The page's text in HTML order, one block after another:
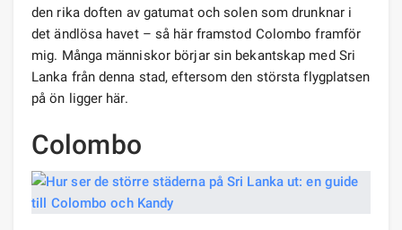
den rika doften av gatumat och solen som drunknar i
det ändlösa havet – så här framstod Colombo framför
mig. Många människor börjar sin bekantskap med Sri
Lanka från denna stad, eftersom den största flygplatsen
på ön ligger här.
Colombo